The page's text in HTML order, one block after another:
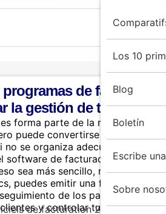
Los 10
Blog
Boletín
Escribe
Sobre
de facturación
la gestión de tu
forma parte de la rutina diaria de
puede convertirse rápidamente
se organiza adecuadamente.
software de facturación moderno
sea más sencillo, rápido y
puedes emitir una factura
de los pagos, hacer un
y controlar tu flujo de caja.